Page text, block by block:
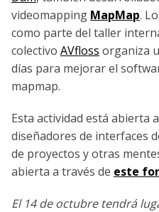
videomapping MapMap.
como parte del taller
colectivo AVfloss organiza
días para mejorar el
mapmap.
Esta actividad está abierta
diseñadores de interfaces
de proyectos y otras
abierta a través de este
El 14 de octubre tendrá